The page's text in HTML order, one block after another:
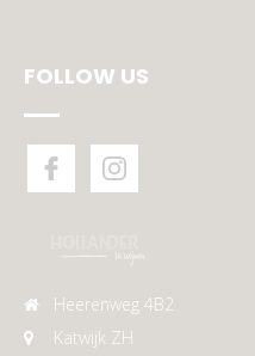
FOLLOW US
Heerenweg 4B2
Katwijk ZH